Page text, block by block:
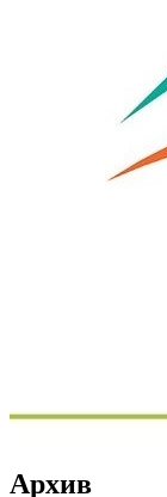
Архив